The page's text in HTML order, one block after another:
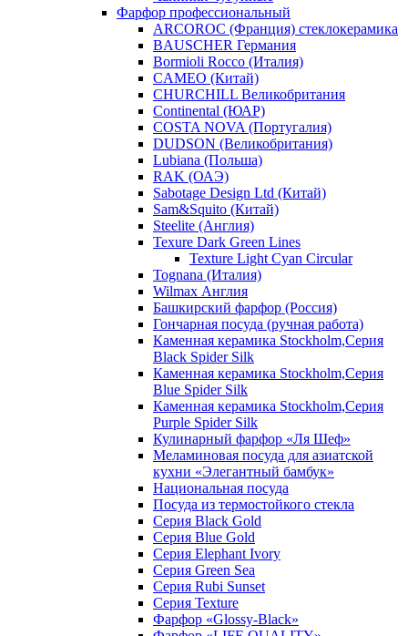
Фарфор профессиональный
ARCOROC (Франция) стеклокерамика
BAUSCHER Германия
Bormioli Rocco (Италия)
CAMEO (Китай)
CHURCHILL Великобритания
Continental (ЮАР)
COSTA NOVA (Португалия)
DUDSON (Великобритания)
Lubiana (Польша)
RAK (ОАЭ)
Sabotage Design Ltd (Китай)
Sam&Squito (Китай)
Steelite (Англия)
Texure Dark Green Lines
Texture Light Cyan Circular
Tognana (Италия)
Wilmax Англия
Башкирский фарфор (Россия)
Гончарная посуда (ручная работа)
Каменная керамика Stockholm,Серия
Black Spider Silk
Каменная керамика Stockholm,Серия
Blue Spider Silk
Каменная керамика Stockholm,Серия
Purple Spider Silk
Кулинарный фарфор «Ля Шеф»
Меламиновая посуда для азиатской
кухни «Элегантный бамбук»
Национальная посуда
Посуда из термостойкого стекла
Серия Black Gold
Серия Blue Gold
Серия Elephant Ivory
Серия Green Sea
Серия Rubi Sunset
Серия Texture
Фарфор «Glossy-Black»